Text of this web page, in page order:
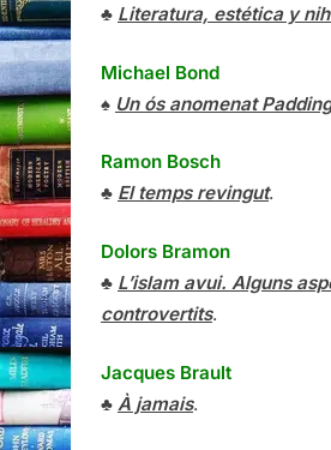
♣ Literatura, estética y
Michael Bond
♠ Un ós anomenat
Ramon Bosch
♣ El temps revingut.
Dolors Bramon
♣ L’islam avui. Alguns
controvertits.
Jacques Brault
♣ À jamais.